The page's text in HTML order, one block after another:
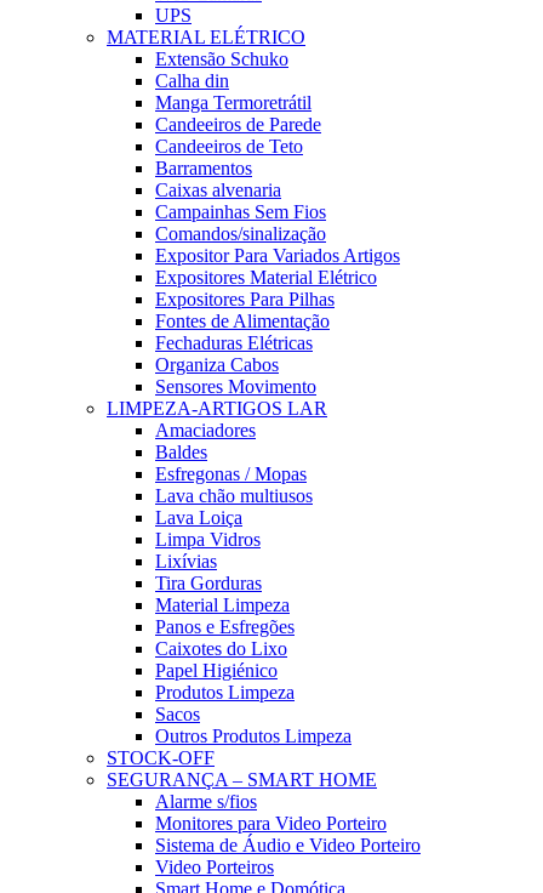
UPS
MATERIAL ELÉTRICO
Extensão Schuko
Calha din
Manga Termoretrátil
Candeeiros de Parede
Candeeiros de Teto
Barramentos
Caixas alvenaria
Campainhas Sem Fios
Comandos/sinalização
Expositor Para Variados Artigos
Expositores Material Elétrico
Expositores Para Pilhas
Fontes de Alimentação
Fechaduras Elétricas
Organiza Cabos
Sensores Movimento
LIMPEZA-ARTIGOS LAR
Amaciadores
Baldes
Esfregonas / Mopas
Lava chão multiusos
Lava Loiça
Limpa Vidros
Lixívias
Tira Gorduras
Material Limpeza
Panos e Esfregões
Caixotes do Lixo
Papel Higiénico
Produtos Limpeza
Sacos
Outros Produtos Limpeza
STOCK-OFF
SEGURANÇA – SMART HOME
Alarme s/fios
Monitores para Video Porteiro
Sistema de Áudio e Video Porteiro
Video Porteiros
Smart Home e Domótica